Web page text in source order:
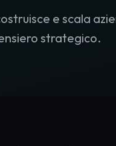
e scala
strategico.